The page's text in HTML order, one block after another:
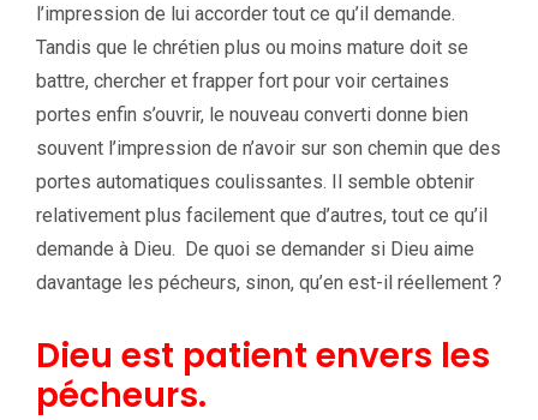
l’impression de lui accorder tout ce qu’il demande.
Tandis que le chrétien plus ou moins mature doit se
battre, chercher et frapper fort pour voir certaines
portes enfin s’ouvrir, le nouveau converti donne bien
souvent l’impression de n’avoir sur son chemin que des
portes automatiques coulissantes. Il semble obtenir
relativement plus facilement que d’autres, tout ce qu’il
demande à Dieu. De quoi se demander si Dieu aime
davantage les pécheurs, sinon, qu’en est-il réellement ?
Dieu est patient envers les
pécheurs.